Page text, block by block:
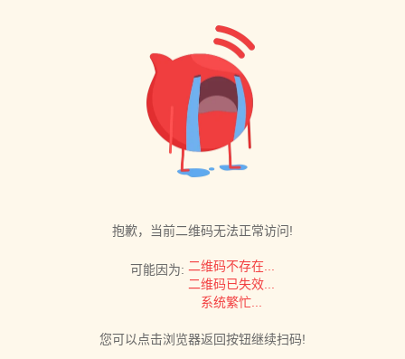
抱歉，当前二维码无法正常访问!
可能因为: 二维码不存在...
二维码已失效...
系统繁忙...
您可以点击浏览器返回按钮继续扫码!